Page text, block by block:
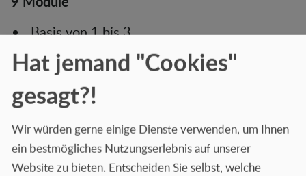
Basis von 1 bis 3
Aufbau von 1 bis 3
Spezialmodul von 1 bis 3
Orientierungskurs
Abschluss:Zertifikat LiD
Hat jemand "Cookies"
gesagt?!
Wir würden gerne einige Dienste verwenden, um Ihnen
ein bestmögliches Nutzungserlebnis auf unserer
Website zu bieten. Entscheiden Sie selbst, welche